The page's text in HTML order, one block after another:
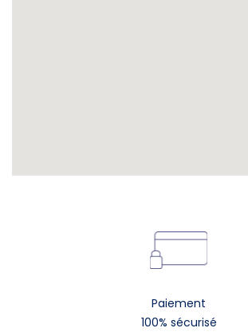
Paiement
100% sécurisé